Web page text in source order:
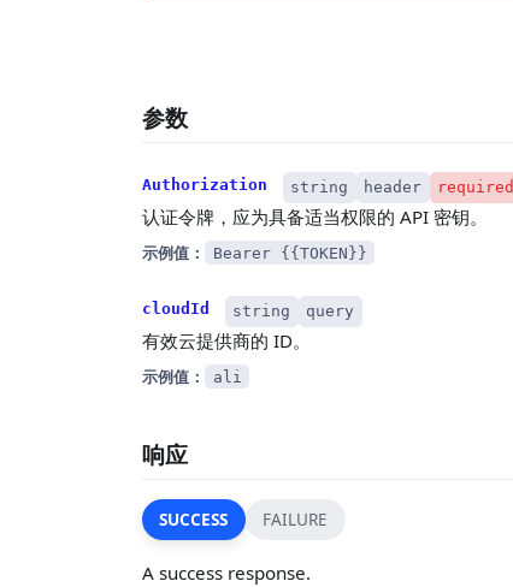
参数
Authorization string header required
认证令牌，应为具备适当权限的 API 密钥。
示例值： Bearer {{TOKEN}}
cloudId string query
有效云提供商的 ID。
示例值： ali
响应
SUCCESS
A success response.
FAILURE